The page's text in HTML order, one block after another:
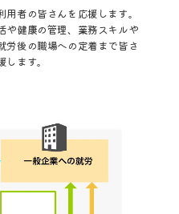
者の皆さんを応援します。
や健康の管理、業務スキルや
労後の職場への定着まで皆さ
ます。